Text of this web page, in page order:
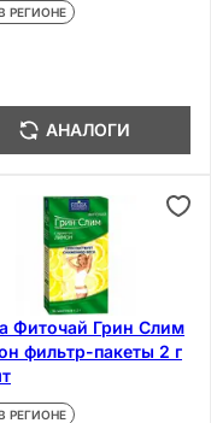
РЕГИОНЕ
АНАЛОГИ
Фиточай Грин Слим
фильтр-пакеты 2 г
РЕГИОНЕ